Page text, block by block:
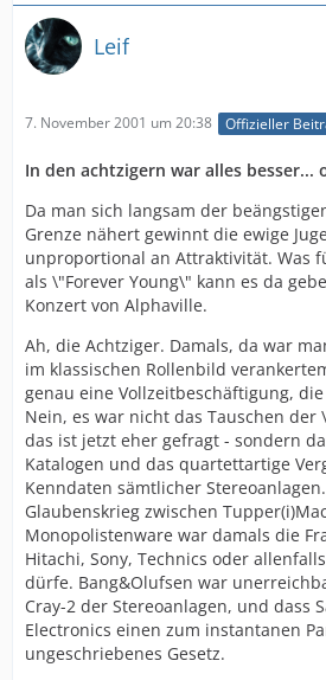
Leif
7. November 2001 um 20:38 Offizieller
In den achtzigern war alles besser...
Da man sich langsam der
Grenze nähert gewinnt die ewige
unproportional an Attraktivität. Was
als \"Forever Young\" kann es da
Konzert von Alphaville.
Ah, die Achtziger. Damals, da war
im klassischen Rollenbild
genau eine Vollzeitbeschäftigung,
Nein, es war nicht das Tauschen
das ist jetzt eher gefragt - sondern
Katalogen und das quartettartige
Kenndaten sämtlicher
Glaubenskrieg zwischen
Monopolistenware war damals die
Hitachi, Sony, Technics oder
dürfe. Bang&Olufsen war
Cray-2 der Stereoanlagen, und dass
Electronics einen zum instantanen
ungeschriebenes Gesetz.